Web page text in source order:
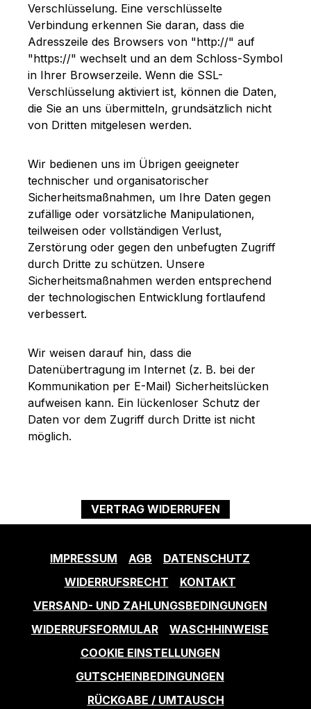
Verschlüsselung. Eine verschlüsselte
Verbindung erkennen Sie daran, dass die
Adresszeile des Browsers von "http://" auf
"https://" wechselt und an dem Schloss-Symbol
in Ihrer Browserzeile. Wenn die SSL-
Verschlüsselung aktiviert ist, können die Daten,
die Sie an uns übermitteln, grundsätzlich nicht
von Dritten mitgelesen werden.
Wir bedienen uns im Übrigen geeigneter
technischer und organisatorischer
Sicherheitsmaßnahmen, um Ihre Daten gegen
zufällige oder vorsätzliche Manipulationen,
teilweisen oder vollständigen Verlust,
Zerstörung oder gegen den unbefugten Zugriff
durch Dritte zu schützen. Unsere
Sicherheitsmaßnahmen werden entsprechend
der technologischen Entwicklung fortlaufend
verbessert.
Wir weisen darauf hin, dass die
Datenübertragung im Internet (z. B. bei der
Kommunikation per E-Mail) Sicherheitslücken
aufweisen kann. Ein lückenloser Schutz der
Daten vor dem Zugriff durch Dritte ist nicht
möglich.
VERTRAG WIDERRUFEN
IMPRESSUM AGB
DATENSCHUTZ
WIDERRUFSRECHT
KONTAKT
VERSAND- UND ZAHLUNGSBEDINGUNGEN
WIDERRUFSFORMULAR
WASCHHINWEISE
COOKIE EINSTELLUNGEN
GUTSCHEINBEDINGUNGEN
RÜCKGABE / UMTAUSCH